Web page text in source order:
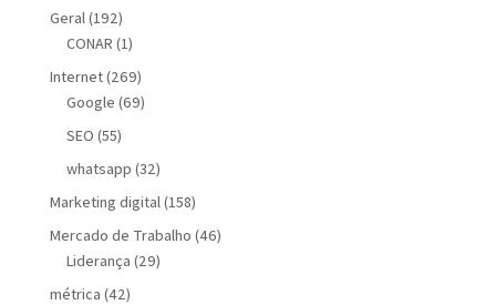
Geral(192)
CONAR (1)
Internet(269)
Google (69)
SEO (55)
whatsapp (32)
Marketing digital(158)
Mercado de Trabalho (46)
Liderança (29)
métrica (42)